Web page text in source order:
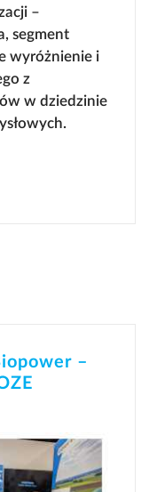
–
segment
wyróżnienie i
z
w dziedzinie
–